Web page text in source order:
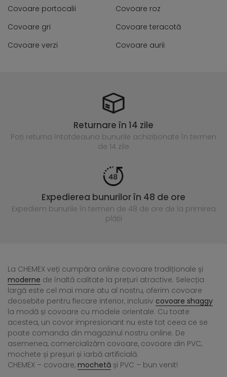
Covoare portocalii
Covoare roz
Covoare gri
Covoare teracotă
Covoare verzi
Covoare aurii
Returnare în 14 zile
Poți returna întotdeauna bunurile achiziționate în termen
de 14 zile
Expedierea bunurilor în 48 de ore
Expediem bunurile în termen de 48 de ore de la primirea
plății
La CHEMEX veți cumpăra online covoare tradiționale și
moderne de înaltă calitate la prețuri atractive. Selecția
largă este cel mai mare atu al nostru, oferim covoare
deosebite pentru fiecare interior, inclusiv covoare shaggy
la modă și covoare cu modele orientale. Cu toate
acestea, un covor impresionant nu este tot ceea ce se
poate comanda din magazinul nostru online. De
asemenea, comercializăm covoare, covoare din PVC,
mochete și preșuri și iarbă artificială.
CHEMEX – covoare, mochetă și PVC – bun venit!